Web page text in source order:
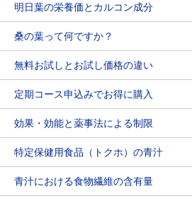
明日葉の栄養価とカルコン成分
桑の葉って何ですか？
無料お試しとお試し価格の違い
定期コース申込みでお得に購入
効果・効能と薬事法による制限
特定保健用食品（トクホ）の青汁
青汁における食物繊維の含有量